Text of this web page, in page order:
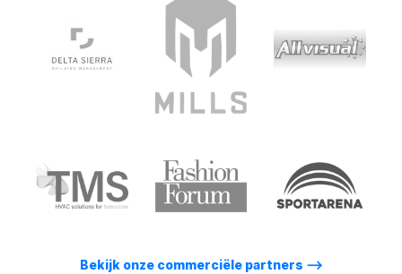
Bekijk onze commerciële partners ⟶